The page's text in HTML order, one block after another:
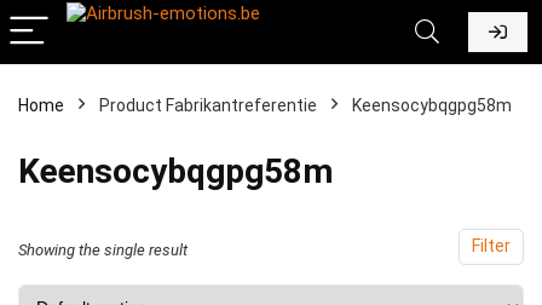
Home Product Fabrikantreferentie ‎Keensocybqgpg58m
‎Keensocybqgpg58m
Filter
Showing the single result